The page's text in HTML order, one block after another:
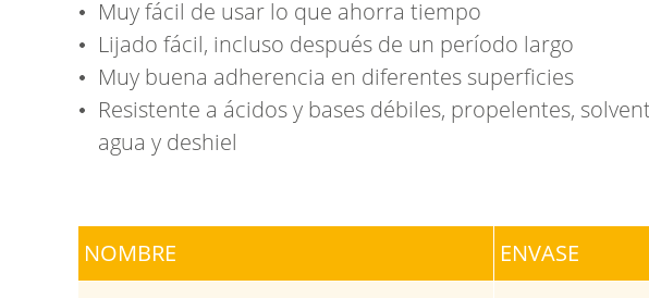
Muy fácil de usar lo que ahorra tiempo
Lijado fácil, incluso después de un período largo
Muy buena adherencia en diferentes superficies
Resistente a ácidos y bases débiles, propelentes,
agua y deshiel
NOMBRE ENVASE